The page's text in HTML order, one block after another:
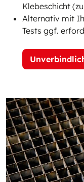
Klebeschicht
Alternativ mit
Tests ggf.